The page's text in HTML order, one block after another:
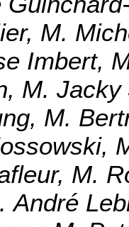
M.
Imbert,
M.
M.
M.
André